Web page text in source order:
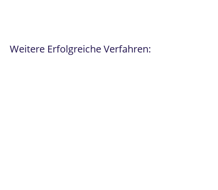
Weitere Erfolgreiche Verfahren: